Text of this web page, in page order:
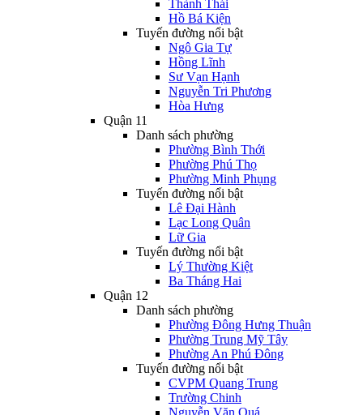
Thành Thái
Hồ Bá Kiện
Tuyến đường nổi bật
Ngô Gia Tự
Hồng Lĩnh
Sư Vạn Hạnh
Nguyễn Tri Phương
Hòa Hưng
Quận 11
Danh sách phường
Phường Bình Thới
Phường Phú Thọ
Phường Minh Phụng
Tuyến đường nổi bật
Lê Đại Hành
Lạc Long Quân
Lữ Gia
Tuyến đường nổi bật
Lý Thường Kiệt
Ba Tháng Hai
Quận 12
Danh sách phường
Phường Đông Hưng Thuận
Phường Trung Mỹ Tây
Phường An Phú Đông
Tuyến đường nổi bật
CVPM Quang Trung
Trường Chinh
Nguyễn Văn Quá